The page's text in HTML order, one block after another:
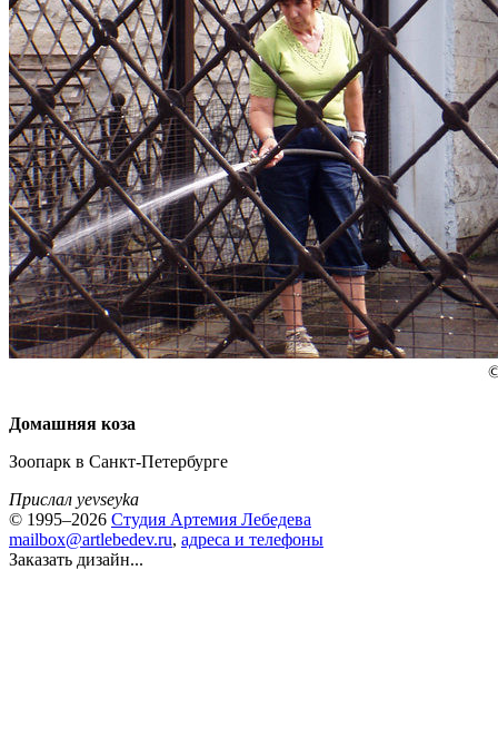
Домашняя коза
Зоопарк в Санкт-Петербурге
Прислал yevseyka
© 1995–2026 Студия Артемия Лебедева
mailbox@artlebedev.ru, адреса и телефоны
Заказать дизайн...